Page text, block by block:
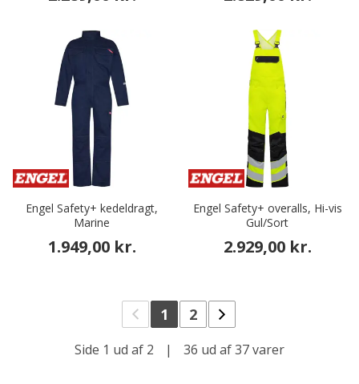
Engel Safety+ kedeldragt,
Marine
1.949,00 kr.
Engel Safety+ overalls, Hi-vis
Gul/Sort
2.929,00 kr.
1 2
Side 1 ud af 2 | 36 ud af 37 varer